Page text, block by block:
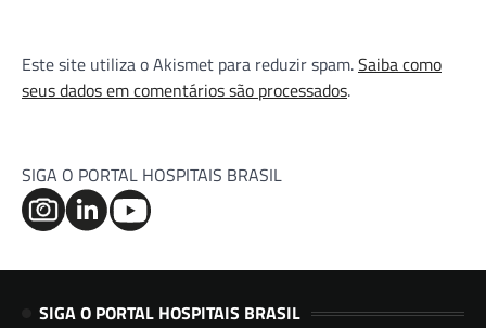
Este site utiliza o Akismet para reduzir spam.Saiba como
seus dados em comentários são processados.
SIGA O PORTAL HOSPITAIS BRASIL
SIGA O PORTAL HOSPITAIS BRASIL